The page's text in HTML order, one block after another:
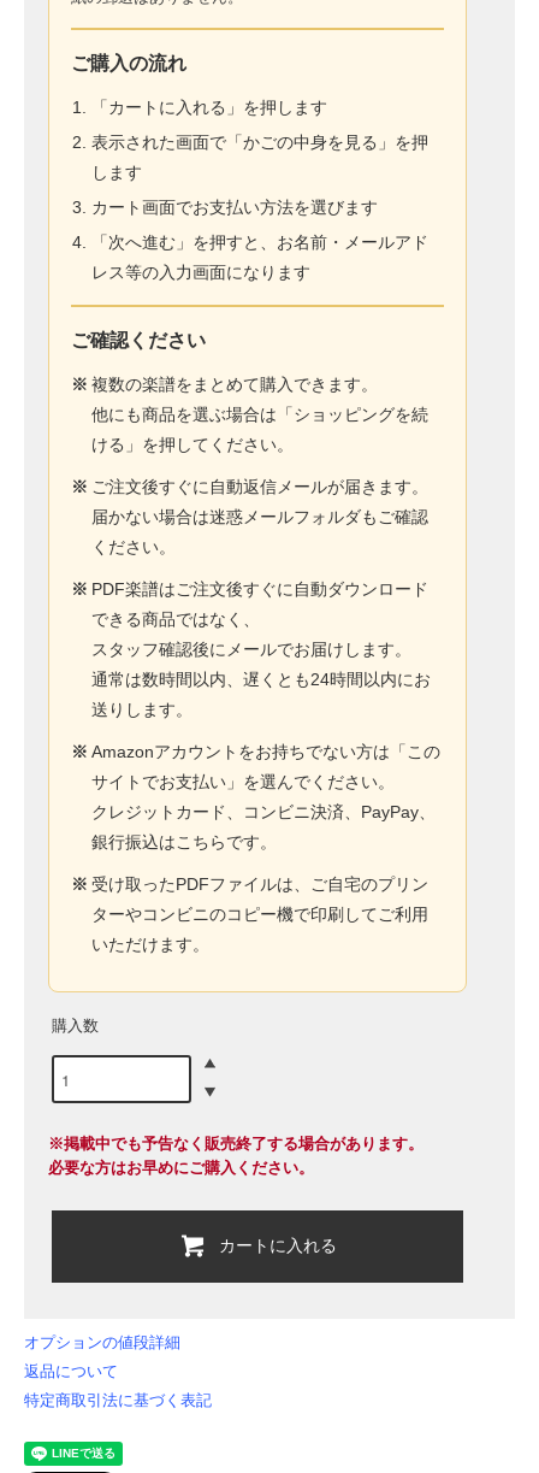
ご購入の流れ
「カートに入れる」を押します
表示された画面で「かごの中身を見る」を押
します
カート画面でお支払い方法を選びます
「次へ進む」を押すと、お名前・メールアド
レス等の入力画面になります
ご確認ください
※ 複数の楽譜をまとめて購入できます。
他にも商品を選ぶ場合は「ショッピングを続
ける」を押してください。
※ ご注文後すぐに自動返信メールが届きます。
届かない場合は迷惑メールフォルダもご確認
ください。
※ PDF楽譜はご注文後すぐに自動ダウンロード
できる商品ではなく、
スタッフ確認後にメールでお届けします。
通常は数時間以内、遅くとも24時間以内にお
送りします。
※ Amazonアカウントをお持ちでない方は「この
サイトでお支払い」を選んでください。
クレジットカード、コンビニ決済、PayPay、
銀行振込はこちらです。
※ 受け取ったPDFファイルは、ご自宅のプリン
ターやコンビニのコピー機で印刷してご利用
いただけます。
購入数
※掲載中でも予告なく販売終了する場合があります。
必要な方はお早めにご購入ください。
カートに入れる
オプションの値段詳細
返品について
特定商取引法に基づく表記